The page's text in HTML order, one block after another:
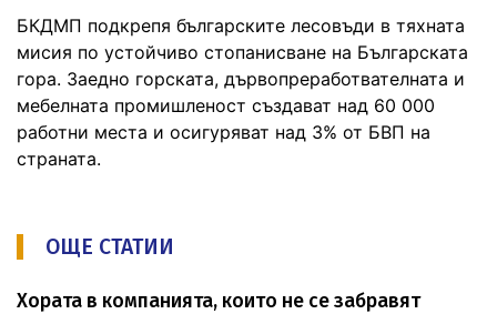
БКДМП подкрепя българските лесовъди в тяхната
мисия по устойчиво стопанисване на Българската
гора. Заедно горската, дървопреработвателната и
мебелната промишленост създават над 60 000
работни места и осигуряват над 3% от БВП на
страната.
ОЩЕ СТАТИИ
Хората в компанията, които не се забравят